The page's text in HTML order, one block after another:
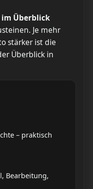
im Überblick
Je mehr
stärker ist die
Überblick in
– praktisch
Bearbeitung,